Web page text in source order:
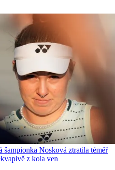
šampionka Nosková ztratila téměř
z kola ven